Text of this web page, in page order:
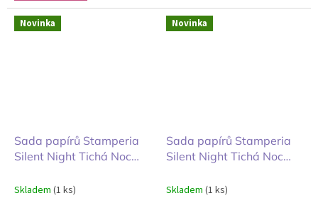
Novinka
Sada papírů Stamperia
Silent Night Tichá Noc
Skladem (1 ks)
Novinka
Sada papírů Stamperia
Silent Night Tichá Noc
Skladem (1 ks)